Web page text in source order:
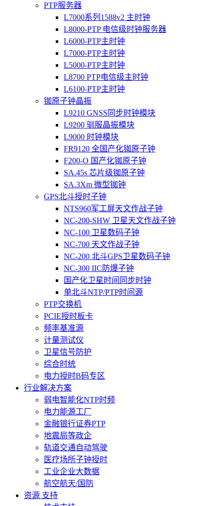
PTP服务器
L7000系列1588v2 主时钟
L8000-PTP 电信级时钟服务器
L6000-PTP主时钟
L7000-PTP主时钟
L5000-PTP主时钟
L8700 PTP电信级主时钟
L6100-PTP主时钟
铷原子钟晶振
L9210 GNSS同步时钟模块
L9200 驯服晶振模块
L9000 时钟模块
FR9120 全国产化铷原子钟
F200-O 国产化铷原子钟
SA.45s 芯片级铷原子钟
SA.3Xm 微型铷钟
GPS北斗授时子钟
NTS960军工屏天文作战子钟
NC-200-SHW 卫星天文作战子钟
NC-100 卫星数码子钟
NC-700 天文作战子钟
NC-200 北斗GPS卫星数码子钟
NC-300 IIC防爆子钟
国产化卫星时间同步时钟
单北斗NTP/PTP时间源
PTP交换机
PCIE授时板卡
频率基准源
计量测试仪
卫星信号防护
综合时统
电力授时B码专区
行业解决方案
弱电智能化NTP时频
电力能源工厂
金融银行证券PTP
地震局等政企
轨道交通自动驾驶
医疗场所子钟授时
工业企业大数据
航空航天/国防
资源 支持